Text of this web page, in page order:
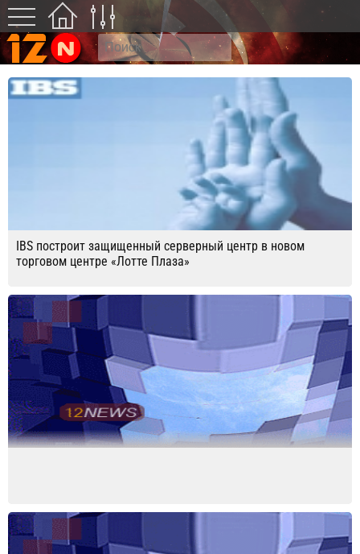
IBS построит защищенный серверный центр в новом
торговом центре «Лотте Плаза»